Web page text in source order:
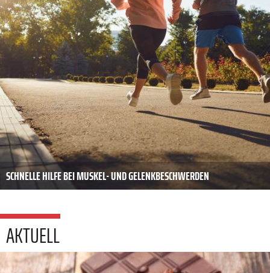
SCHNELLE HILFE BEI MUSKEL- UND GELENKBESCHWERDEN
AKTUELL